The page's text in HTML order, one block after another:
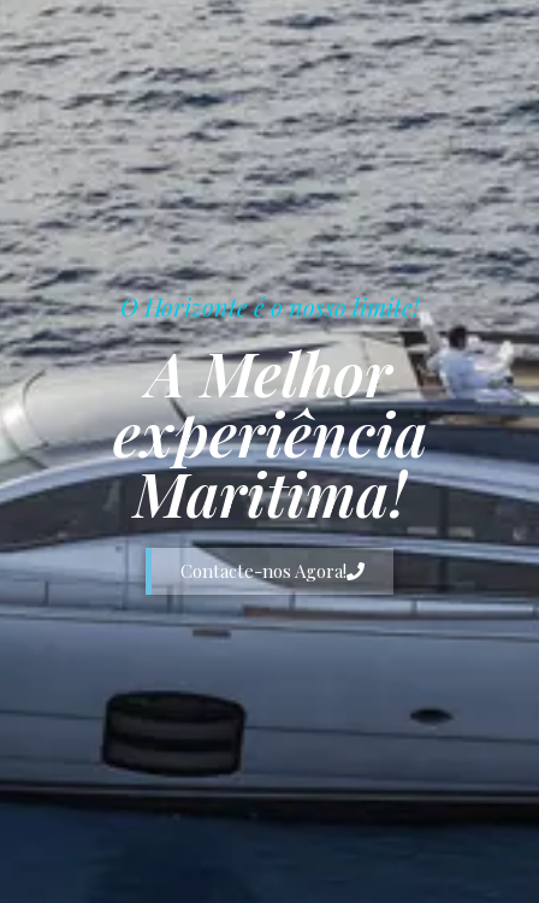
O Horizonte é o nosso limite!
A Melhor
experiência
Maritima!
Contacte-nos Agora!